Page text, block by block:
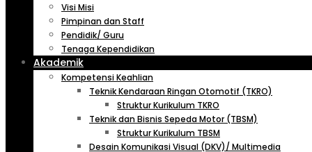
Visi Misi
Pimpinan dan Staff
Pendidik/ Guru
Tenaga Kependidikan
Akademik
Kompetensi Keahlian
Teknik Kendaraan Ringan Otomotif (TKRO)
Struktur Kurikulum TKRO
Teknik dan Bisnis Sepeda Motor (TBSM)
Struktur Kurikulum TBSM
Desain Komunikasi Visual (DKV)/ Multimedia